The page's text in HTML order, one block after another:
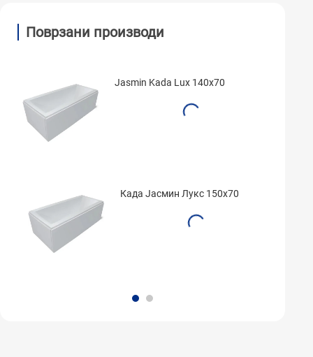
Поврзани производи
Jasmin Kada Lux 140x70
Када Јасмин Лукс 150x70